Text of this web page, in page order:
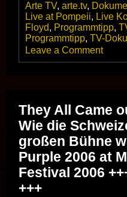
Arte TV, arte.tv,
Live at Pompeii, Live
Floyd, Programmtipp,
Programmtipp, TV-
Leave a Commenton
Pink
–
2025
–
Bis
zum
09.
They All Came
Wie die
großen Bühne
Purple 2006 at
Festival 2006
+++